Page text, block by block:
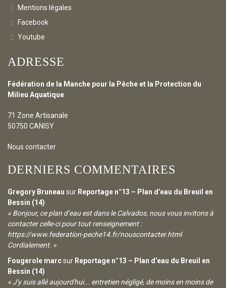
Mentions légales
Facebook
Youtube
ADRESSE
Fédération de la Manche pour la Pêche et la Protection du
Milieu Aquatique
71 Zone Artisanale
50750 CANISY
Nous contacter
DERNIERS COMMENTAIRES
Gregory Bruneau sur Reportage n°13 – Plan d’eau du Breuil en
Bessin (14)
« Bonjour, ce plan d’eau est dans le Calvados, nous vous invitons à
contacter celle-ci pour tout renseignement :
https://www.federation-peche14.fr/nouscontacter.html
Cordialement. »
Fougerole marcsur Reportage n°13 – Plan d’eau du Breuil en
Bessin (14)
« J'y suis allé aujourd'hui... entretien négligé, de moins en moins de